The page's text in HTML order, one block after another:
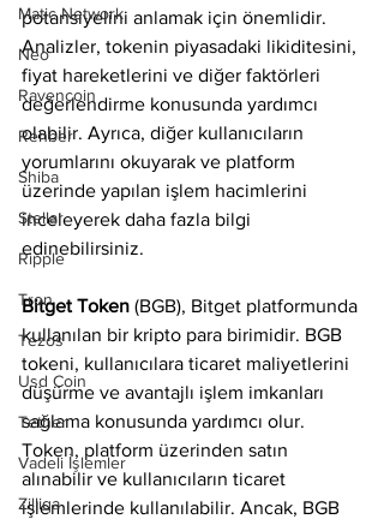
Matic Network
Neo
Ravencoin
Rehber
Shiba
Stellar
Ripple
Tron
Tezos
Usd Coin
Tether
Vadeli İşlemler
Zilliqa
potansiyelini anlamak için önemlidir.
Analizler, tokenin piyasadaki likiditesini,
fiyat hareketlerini ve diğer faktörleri
değerlendirme konusunda yardımcı
olabilir. Ayrıca, diğer kullanıcıların
yorumlarını okuyarak ve platform
üzerinde yapılan işlem hacimlerini
inceleyerek daha fazla bilgi
edinebilirsiniz.
Bitget Token (BGB), Bitget platformunda
kullanılan bir kripto para birimidir. BGB
tokeni, kullanıcılara ticaret maliyetlerini
düşürme ve avantajlı işlem imkanları
sağlama konusunda yardımcı olur.
Token, platform üzerinden satın
alınabilir ve kullanıcıların ticaret
işlemlerinde kullanılabilir. Ancak, BGB